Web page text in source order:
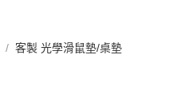
客製 光學滑鼠墊/桌墊